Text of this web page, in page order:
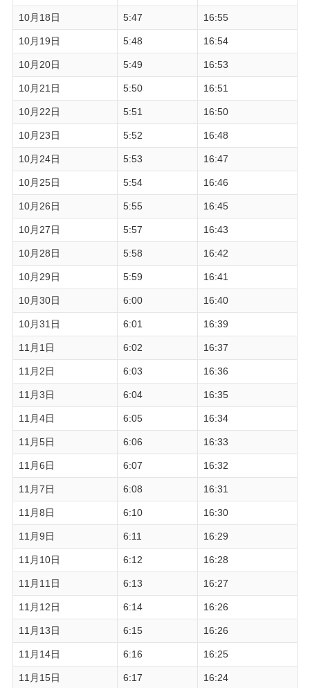
10月18日 5:47 16:55
10月19日 5:48 16:54
10月20日 5:49 16:53
10月21日 5:50 16:51
10月22日 5:51 16:50
10月23日 5:52 16:48
10月24日 5:53 16:47
10月25日 5:54 16:46
10月26日 5:55 16:45
10月27日 5:57 16:43
10月28日 5:58 16:42
10月29日 5:59 16:41
10月30日 6:00 16:40
10月31日 6:01 16:39
11月1日 6:02 16:37
11月2日 6:03 16:36
11月3日 6:04 16:35
11月4日 6:05 16:34
11月5日 6:06 16:33
11月6日 6:07 16:32
11月7日 6:08 16:31
11月8日 6:10 16:30
11月9日 6:11 16:29
11月10日 6:12 16:28
11月11日 6:13 16:27
11月12日 6:14 16:26
11月13日 6:15 16:26
11月14日 6:16 16:25
11月15日 6:17 16:24